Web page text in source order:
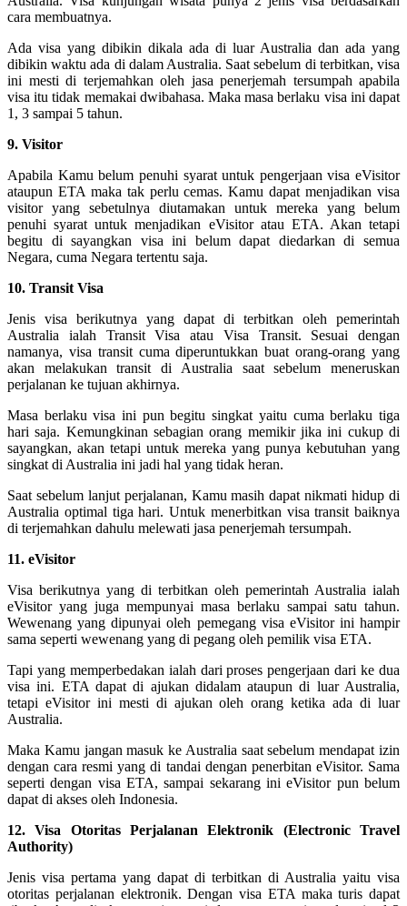
cara membuatnya.
Ada visa yang dibikin dikala ada di luar Australia dan ada yang
dibikin waktu ada di dalam Australia. Saat sebelum di terbitkan, visa
ini mesti di terjemahkan oleh jasa penerjemah tersumpah apabila
visa itu tidak memakai dwibahasa. Maka masa berlaku visa ini dapat
1, 3 sampai 5 tahun.
9. Visitor
Apabila Kamu belum penuhi syarat untuk pengerjaan visa eVisitor
ataupun ETA maka tak perlu cemas. Kamu dapat menjadikan visa
visitor yang sebetulnya diutamakan untuk mereka yang belum
penuhi syarat untuk menjadikan eVisitor atau ETA. Akan tetapi
begitu di sayangkan visa ini belum dapat diedarkan di semua
Negara, cuma Negara tertentu saja.
10. Transit Visa
Jenis visa berikutnya yang dapat di terbitkan oleh pemerintah
Australia ialah Transit Visa atau Visa Transit. Sesuai dengan
namanya, visa transit cuma diperuntukkan buat orang-orang yang
akan melakukan transit di Australia saat sebelum meneruskan
perjalanan ke tujuan akhirnya.
Masa berlaku visa ini pun begitu singkat yaitu cuma berlaku tiga
hari saja. Kemungkinan sebagian orang memikir jika ini cukup di
sayangkan, akan tetapi untuk mereka yang punya kebutuhan yang
singkat di Australia ini jadi hal yang tidak heran.
Saat sebelum lanjut perjalanan, Kamu masih dapat nikmati hidup di
Australia optimal tiga hari. Untuk menerbitkan visa transit baiknya
di terjemahkan dahulu melewati jasa penerjemah tersumpah.
11. eVisitor
Visa berikutnya yang di terbitkan oleh pemerintah Australia ialah
eVisitor yang juga mempunyai masa berlaku sampai satu tahun.
Wewenang yang dipunyai oleh pemegang visa eVisitor ini hampir
sama seperti wewenang yang di pegang oleh pemilik visa ETA.
Tapi yang memperbedakan ialah dari proses pengerjaan dari ke dua
visa ini. ETA dapat di ajukan didalam ataupun di luar Australia,
tetapi eVisitor ini mesti di ajukan oleh orang ketika ada di luar
Australia.
Maka Kamu jangan masuk ke Australia saat sebelum mendapat izin
dengan cara resmi yang di tandai dengan penerbitan eVisitor. Sama
seperti dengan visa ETA, sampai sekarang ini eVisitor pun belum
dapat di akses oleh Indonesia.
12. Visa Otoritas Perjalanan Elektronik (Electronic Travel
Authority)
Jenis visa pertama yang dapat di terbitkan di Australia yaitu visa
otoritas perjalanan elektronik. Dengan visa ETA maka turis dapat